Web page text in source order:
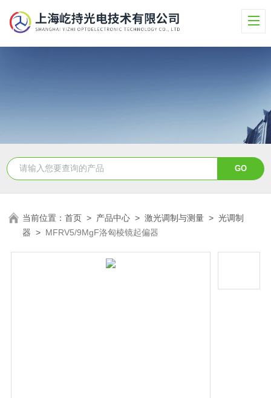
当前位置：首页 > 产品中心 >激光调制与测量 >光调制
器 > MFRV5/9MgF洛匈棱镜起偏器